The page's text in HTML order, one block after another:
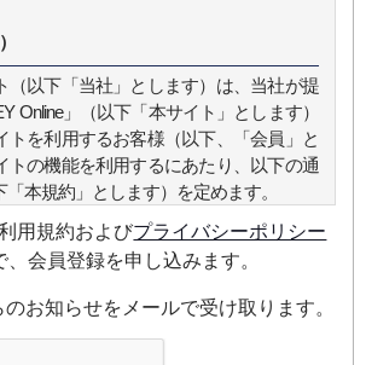
（以下「当社」とします）は、当社が提
Online」（以下「本サイト」とします）
トを利用するお客様（以下、「会員」と
トの機能を利用するにあたり、以下の通
「本規約」とします）を定めます。
範囲）
提供するサービスについて規定したも
用規約およびプライバシーポリシー
会員登録を申し込みます。
お知らせをメールで受け取ります。